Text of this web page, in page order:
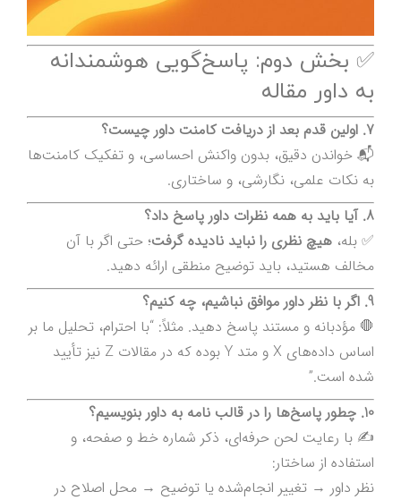
✅ بخش دوم: پاسخ‌گویی هوشمندانه
به داور مقاله
7. اولین قدم بعد از دریافت کامنت داور چیست؟
📬 خواندن دقیق، بدون واکنش احساسی، و تفکیک کامنت‌ها
به نکات علمی، نگارشی، و ساختاری.
8. آیا باید به همه نظرات داور پاسخ داد؟
✅ بله، هیچ نظری را نباید نادیده گرفت؛ حتی اگر با آن
مخالف هستید، باید توضیح منطقی ارائه دهید.
9. اگر با نظر داور موافق نباشیم، چه کنیم؟
🛑 مؤدبانه و مستند پاسخ دهید. مثلاً: “با احترام، تحلیل ما بر
اساس داده‌های X و متد Y بوده که در مقالات Z نیز تأیید
شده است.”
10. چطور پاسخ‌ها را در قالب نامه به داور بنویسیم؟
✍️ با رعایت لحن حرفه‌ای، ذکر شماره خط و صفحه، و
استفاده از ساختار:
نظر داور → تغییر انجام‌شده یا توضیح → محل اصلاح در